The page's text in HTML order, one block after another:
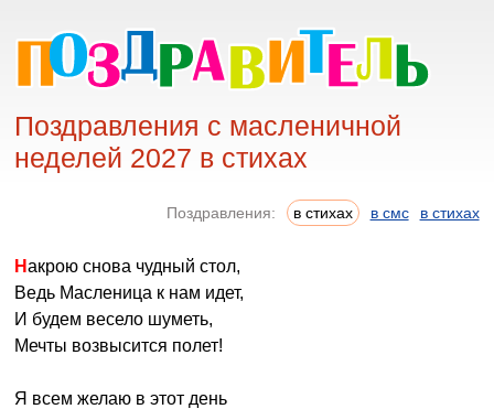
Поздравления с масленичной
неделей 2027 в стихах
Поздравления: в стихах в смс в стихах
Накрою снова чудный стол,
Ведь Масленица к нам идет,
И будем весело шуметь,
Мечты возвысится полет!
Я всем желаю в этот день